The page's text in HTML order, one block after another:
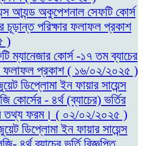
আ্যন্ড অকুপেশনাল সেফটি কোর্স
চূড়ান্ত পরিক্ষার ফলাফল প্রকাশ
)
ম্যানেজার কোর্স -১৭ তম ব্যাচের
ফলাফল প্রকাশ ( ১৬/০২/২০২৫ )
ডিপ্লোমা ইন ফায়ার সায়েন্স
কোর্সের - ৪র্থ (ব্যাচের) ভর্তির
তথ্য ফরম। ( ০২/০২/২০২৫ )
ডিপ্লোমা ইন ফায়ার সায়েন্স